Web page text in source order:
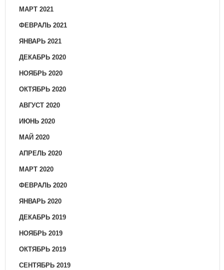
МАРТ 2021
ФЕВРАЛЬ 2021
ЯНВАРЬ 2021
ДЕКАБРЬ 2020
НОЯБРЬ 2020
ОКТЯБРЬ 2020
АВГУСТ 2020
ИЮНЬ 2020
МАЙ 2020
АПРЕЛЬ 2020
МАРТ 2020
ФЕВРАЛЬ 2020
ЯНВАРЬ 2020
ДЕКАБРЬ 2019
НОЯБРЬ 2019
ОКТЯБРЬ 2019
СЕНТЯБРЬ 2019